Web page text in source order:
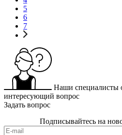
5
6
7
Наши специалисты
интересующий вопрос
Задать вопрос
Подписывайтесь на